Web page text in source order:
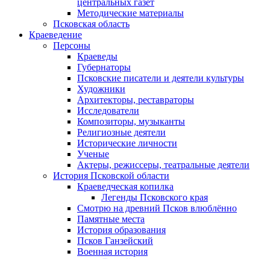
Методические материалы
Псковская область
Краеведение
Персоны
Краеведы
Губернаторы
Псковские писатели и деятели культуры
Художники
Архитекторы, реставраторы
Исследователи
Композиторы, музыканты
Религиозные деятели
Исторические личности
Ученые
Актеры, режиссеры, театральные деятели
История Псковской области
Краеведческая копилка
Легенды Псковского края
Смотрю на древний Псков влюблённо
Памятные места
История образования
Псков Ганзейский
Военная история